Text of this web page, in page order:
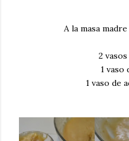
A la masa
2
1 vaso
1 vaso de